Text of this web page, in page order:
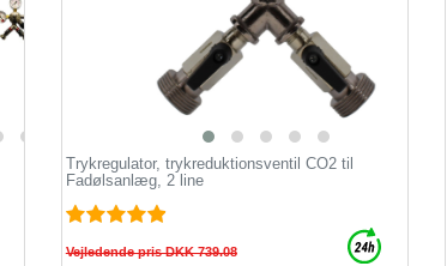
Trykregulator, trykreduktionsventil CO2 til
Fadølsanlæg, 2 line
Vejledende pris DKK 739.08